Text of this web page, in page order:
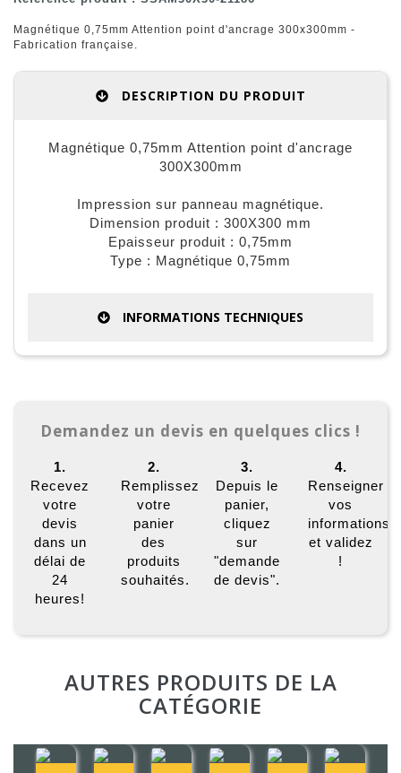
Magnétique 0,75mm Attention point d'ancrage 300x300mm -
Fabrication française.
DESCRIPTION DU PRODUIT
Magnétique 0,75mm Attention point d'ancrage
300X300mm
Impression sur panneau magnétique.
Dimension produit : 300X300 mm
Epaisseur produit : 0,75mm
Type : Magnétique 0,75mm
INFORMATIONS TECHNIQUES
Demandez un devis en quelques clics !
1.
Recevez
votre
devis
dans un
délai de
24
heures!
2.
Remplissez
votre
panier
des
produits
souhaités.
3.
Depuis le
panier,
cliquez
sur
"demande
de devis".
4.
Renseigner
vos
informations
et validez
!
AUTRES PRODUITS DE LA
CATÉGORIE